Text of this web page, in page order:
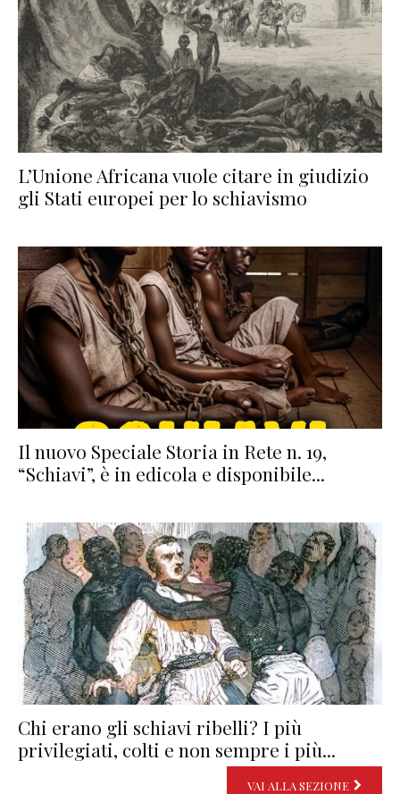
L’Unione Africana vuole citare in giudizio
gli Stati europei per lo schiavismo
Il nuovo Speciale Storia in Rete n. 19,
“Schiavi”, è in edicola e disponibile...
Chi erano gli schiavi ribelli? I più
privilegiati, colti e non sempre i più...
VAI ALLA SEZIONE